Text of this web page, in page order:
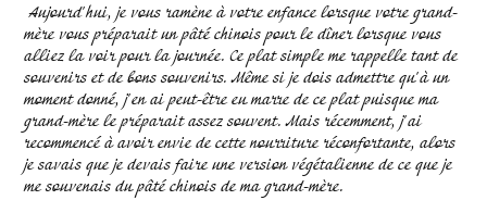
Aujourd'hui, je vous ramène à votre enfance lorsque votre grand-
mère vous préparait un pâté chinois pour le dîner lorsque vous
alliez la voir pour la journée. Ce plat simple me rappelle tant de
souvenirs et de bons souvenirs. Même si je dois admettre qu'à un
moment donné, j'en ai peut-être eu marre de ce plat puisque ma
grand-mère le préparait assez souvent. Mais récemment, j'ai
recommencé à avoir envie de cette nourriture réconfortante, alors
je savais que je devais faire une version végétalienne de ce que je
me souvenais du pâté chinois de ma grand-mère.